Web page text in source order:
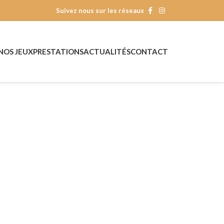
Suivez nous sur les réseaux
JEUXPRESTATIONSACTUALITÉSCONTACT